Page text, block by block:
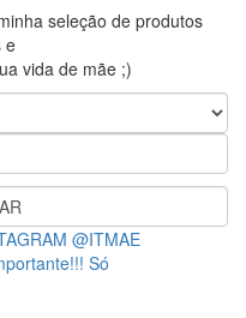
seleção de produtos
e
vida de mãe ;)
@ITMAE
Só